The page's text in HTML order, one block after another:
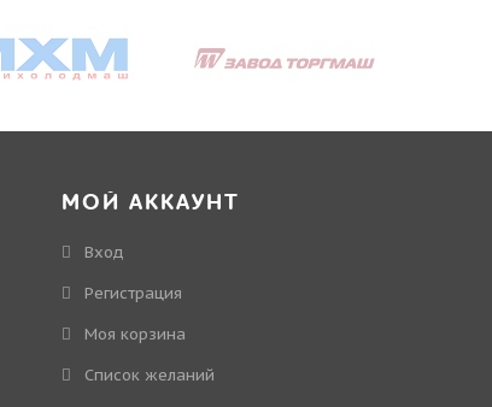
МОЙ АККАУНТ
Вход
Регистрация
Моя корзина
Cписок желаний